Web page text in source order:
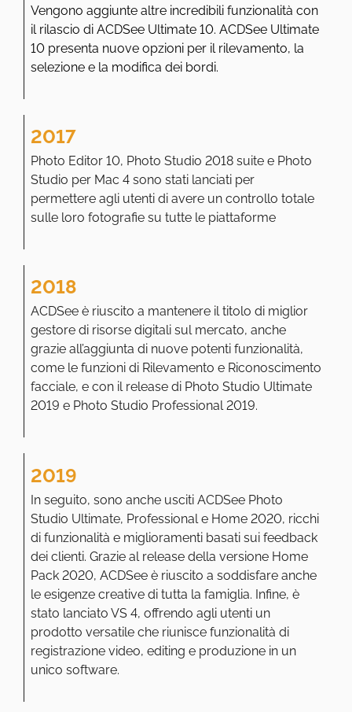
Vengono aggiunte altre incredibili funzionalità con
il rilascio di ACDSee Ultimate 10. ACDSee Ultimate
10 presenta nuove opzioni per il rilevamento, la
selezione e la modifica dei bordi.
2017
Photo Editor 10, Photo Studio 2018 suite e Photo
Studio per Mac 4 sono stati lanciati per
permettere agli utenti di avere un controllo totale
sulle loro fotografie su tutte le piattaforme
2018
ACDSee è riuscito a mantenere il titolo di miglior
gestore di risorse digitali sul mercato, anche
grazie all’aggiunta di nuove potenti funzionalità,
come le funzioni di Rilevamento e Riconoscimento
facciale, e con il release di Photo Studio Ultimate
2019 e Photo Studio Professional 2019.
2019
In seguito, sono anche usciti ACDSee Photo
Studio Ultimate, Professional e Home 2020, ricchi
di funzionalità e miglioramenti basati sui feedback
dei clienti. Grazie al release della versione Home
Pack 2020, ACDSee è riuscito a soddisfare anche
le esigenze creative di tutta la famiglia. Infine, è
stato lanciato VS 4, offrendo agli utenti un
prodotto versatile che riunisce funzionalità di
registrazione video, editing e produzione in un
unico software.